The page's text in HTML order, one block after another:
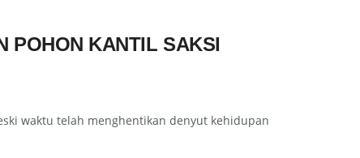
POHON KANTIL SAKSI
waktu telah menghentikan denyut kehidupan